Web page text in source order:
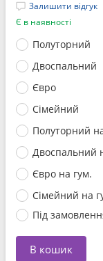
Залишити відгук
Є в наявності
Полуторний
Двоспальний
Євро
Сімейний
Полуторний
Двоспальний
Євро на гум.
Сімейний на
Під
В кошик